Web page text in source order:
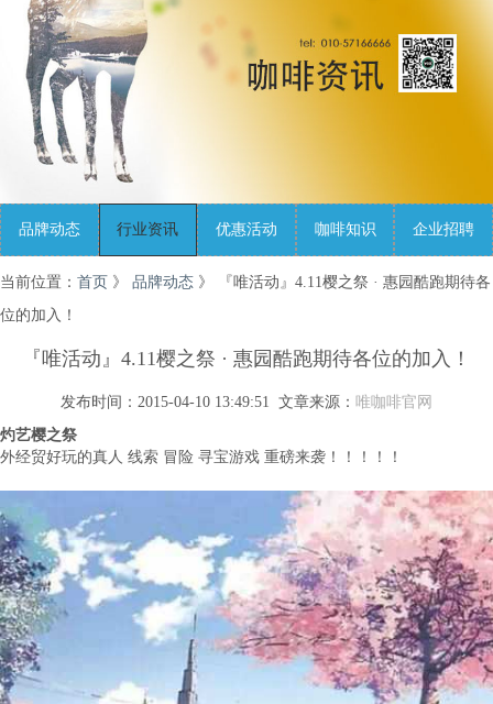
品牌动态 行业资讯 优惠活动 咖啡知识 企业招聘
当前位置： 首页 》 品牌动态 》 『唯活动』4.11樱之祭 · 惠园酷跑期待各
位的加入！
『唯活动』4.11樱之祭 · 惠园酷跑期待各位的加入！
发布时间：2015-04-10 13:49:51 文章来源： 唯咖啡官网
灼艺樱之祭
外经贸好玩的真人 线索 冒险 寻宝游戏 重磅来袭！！！！！